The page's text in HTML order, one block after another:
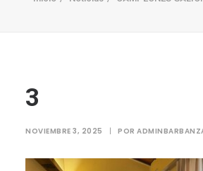
3
NOVIEMBRE 3, 2025 | POR